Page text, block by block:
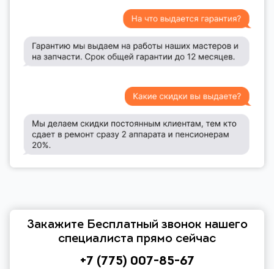
Закажите Бесплатный звонок нашего
специалиста прямо сейчас
+7 (775) 007-85-67